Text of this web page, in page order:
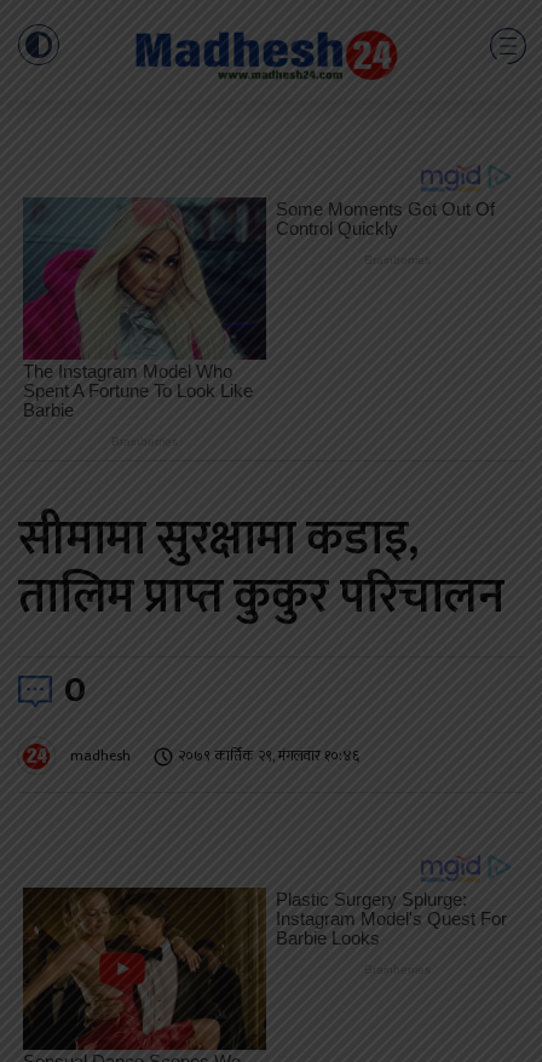
सीमामा सुरक्षामा कडाइ,
तालिम प्राप्त कुकुर परिचालन
0
madhesh २०७९ कार्तिक २९, मंगलवार १०:४६